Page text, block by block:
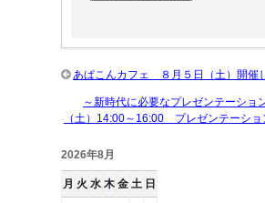
あぱこんカフェ ８月５日（土）開催
～新時代に必要なプレゼンテーシ
（土）14:00～16:00 プレゼンテーシ
2026年8月
月 火 水 木 金 土 日